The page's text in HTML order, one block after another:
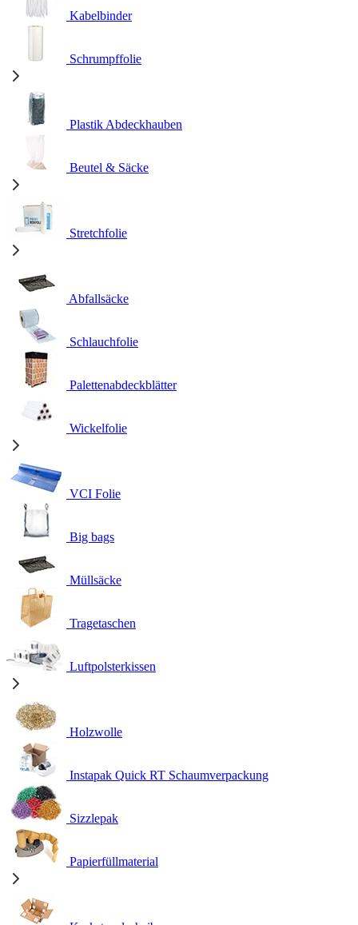
Kabelbinder
Schrumpffolie
Plastik Abdeckhauben
Beutel & Säcke
Stretchfolie
Abfallsäcke
Schlauchfolie
Palettenabdeckblätter
Wickelfolie
VCI Folie
Big bags
Müllsäcke
Tragetaschen
Luftpolsterkissen
Holzwolle
Instapak Quick RT Schaumverpackung
Sizzlepak
Papierfüllmaterial